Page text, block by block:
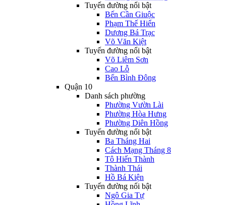
Tuyến đường nổi bật
Bến Cần Giuộc
Phạm Thế Hiển
Dương Bá Trạc
Võ Văn Kiệt
Tuyến đường nổi bật
Võ Liêm Sơn
Cao Lỗ
Bến Bình Đông
Quận 10
Danh sách phường
Phường Vườn Lài
Phường Hòa Hưng
Phường Diên Hồng
Tuyến đường nổi bật
Ba Tháng Hai
Cách Mạng Tháng 8
Tô Hiến Thành
Thành Thái
Hồ Bá Kiện
Tuyến đường nổi bật
Ngô Gia Tự